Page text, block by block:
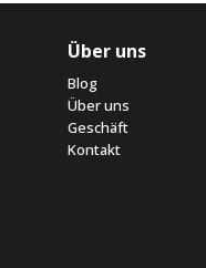
Über uns
Blog
Über uns
Geschäft
Kontakt